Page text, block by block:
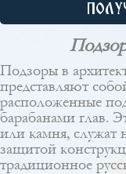
Подзоры в
представляют
расположенные
барабанами глав.
или камня, служат
защитой
традиционное